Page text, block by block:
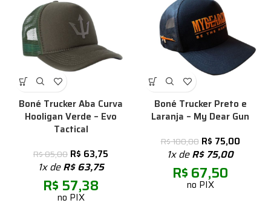
Boné Trucker Aba Curva
Hooligan Verde – Evo
Tactical
R$85,00 R$ 63,75
1x deR$63,75
R$ 57,38
no PIX
Boné Trucker Preto e
Laranja – My Dear Gun
R$100,00 R$ 75,00
1x deR$75,00
R$ 67,50
no PIX